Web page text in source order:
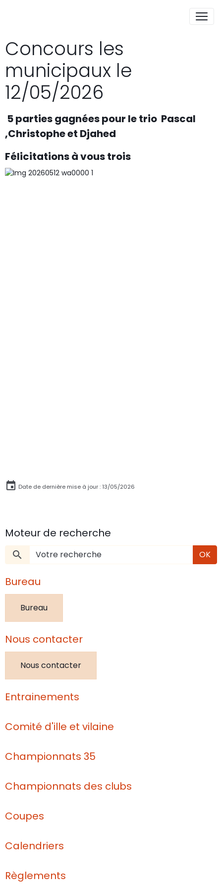
Concours les
municipaux le
12/05/2026
5 parties gagnées pour le trio Pascal
,Christophe et Djahed
Félicitations à vous trois
Date de dernière mise à jour : 13/05/2026
Moteur de recherche
OK
Bureau
Bureau
Nous contacter
Nous contacter
Entrainements
Comité d'ille et vilaine
Championnats 35
Championnats des clubs
Coupes
Calendriers
Règlements